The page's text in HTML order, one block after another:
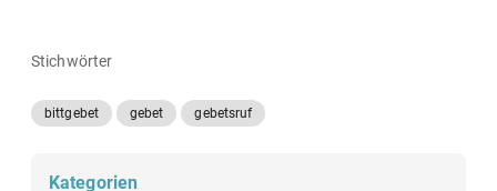
Stichwörter
bittgebet gebet gebetsruf
Kategorien